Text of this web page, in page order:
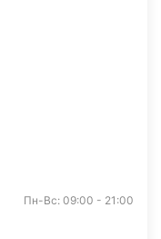
Пн-Вс: 09:00 - 21:00